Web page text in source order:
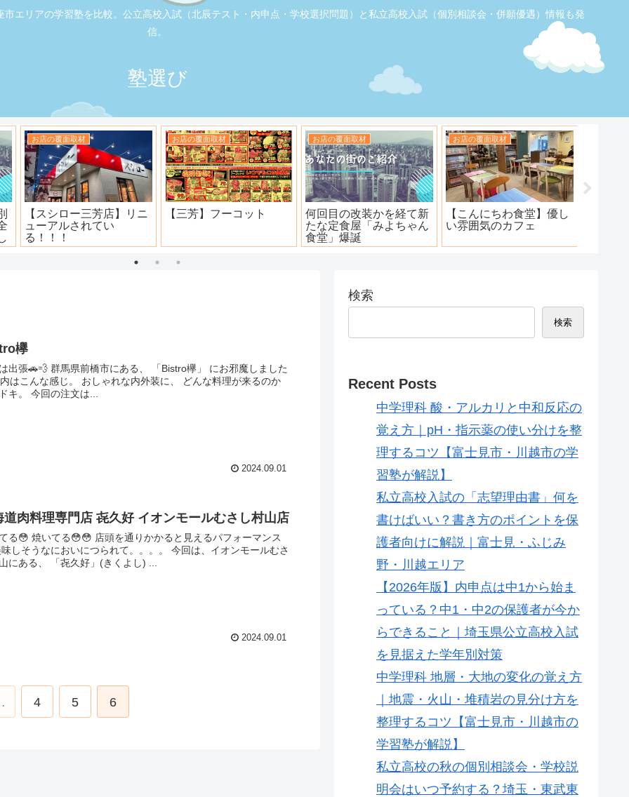
エリアの学習塾を比較。公立高校入試（北辰テスト・内申点・学校選択問題）と私立高校入試（個別相談会・併願優遇）情報も発
信。
塾選び
お店の覆面取材
大衆焼肉ホール ニュー宝
島
お店の覆面取材
地元本格寿司屋。おり
お店の覆面取材
【ふじみ野】素敵なステ
ーキ！ワンダーステー
キ！
お店の覆面取材
ハンバーグ工房 川越新河
岸店
欅
出張🚗💨 群馬県前橋市にある、 「Bistro欅」 にお邪魔しました
はこんな感じ。 おしゃれな内外装に、 どんな料理が来るのか
キ。 今回の注文は...
2024.09.01
道肉料理専門店 㐂久好 イオンモールむさし村山店
る😳 焼いてる😳😳 店頭を通りかかると見えるパフォーマンス
しそうなにおいにつられて。。。。 今回は、イオンモールむさ
にある、 「㐂久好」(きくよし) ...
2024.09.01
4 5 6
検索
検索
Recent Posts
中学理科 酸・アルカリと中和反応の
覚え方｜pH・指示薬の使い分けを整
理するコツ【富士見市・川越市の学
習塾が解説】
私立高校入試の「志望理由書」何を
書けばいい？書き方のポイントを保
護者向けに解説｜富士見・ふじみ
野・川越エリア
【2026年版】内申点は中1から始ま
っている？中1・中2の保護者が今か
らできること｜埼玉県公立高校入試
を見据えた学年別対策
中学理科 地層・大地の変化の覚え方
｜地震・火山・堆積岩の見分け方を
整理するコツ【富士見市・川越市の
学習塾が解説】
私立高校の秋の個別相談会・学校説
明会はいつ予約する？埼玉・東武東